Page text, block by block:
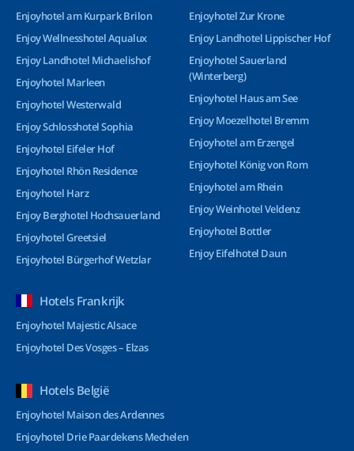
Enjoyhotel am Kurpark Brilon
Enjoy Wellnesshotel Aqualux
Enjoy Landhotel Michaelishof
Enjoyhotel Marleen
Enjoyhotel Westerwald
Enjoy Schlosshotel Sophia
Enjoyhotel Eifeler Hof
Enjoyhotel Rhön Residence
Enjoyhotel Harz
Enjoy Berghotel Hochsauerland
Enjoyhotel Greetsiel
Enjoyhotel Bürgerhof Wetzlar
Enjoyhotel Zur Krone
Enjoy Landhotel Lippischer Hof
Enjoyhotel Sauerland
(Winterberg)
Enjoyhotel Haus am See
Enjoy Moezelhotel Bremm
Enjoyhotel am Erzengel
Enjoyhotel König von Rom
Enjoyhotel am Rhein
Enjoy Weinhotel Veldenz
Enjoyhotel Bottler
Enjoy Eifelhotel Daun
Hotels Frankrijk
Enjoyhotel Majestic Alsace
Enjoyhotel Des Vosges – Elzas
Hotels België
Enjoyhotel Maison des Ardennes
Enjoyhotel Drie Paardekens Mechelen